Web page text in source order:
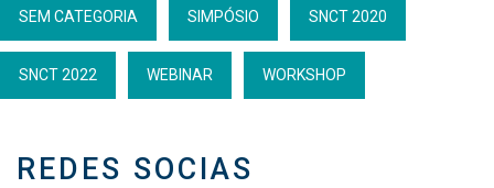
SEM CATEGORIA SIMPÓSIO SNCT 2020
SNCT 2022 WEBINAR WORKSHOP
REDES SOCIAS